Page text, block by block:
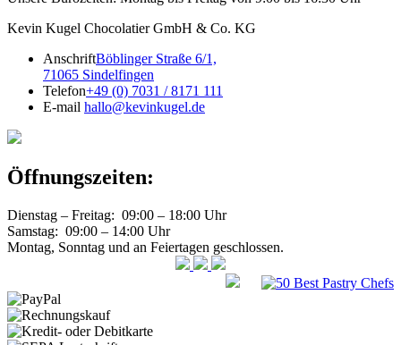
Kevin Kugel Chocolatier GmbH & Co. KG
AnschriftBöblinger Straße 6/1,
71065 Sindelfingen
Telefon+49 (0) 7031 / 8171 111
E-mail hallo@kevinkugel.de
Öffnungszeiten:
Dienstag – Freitag: 09:00 – 18:00 Uhr
Samstag: 09:00 – 14:00 Uhr
Montag, Sonntag und an Feiertagen geschlossen.